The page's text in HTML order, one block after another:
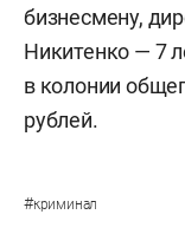
бизнесмену,
Никитенко — 7
в колонии
рублей.
#криминал